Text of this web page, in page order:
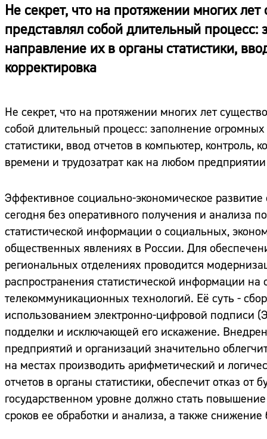
Не секрет, что на протяжении многих
представлял собой длительный
направление их в органы статистики,
корректировка
Не секрет, что на протяжении многих лет
собой длительный процесс: заполнение
статистики, ввод отчетов в компьютер, контроль,
времени и трудозатрат как на любом
Эффективное социально-экономическое
сегодня без оперативного получения и анализа
статистической информации о социальных,
общественных явлениях в России. Для
региональных отделениях проводится
распространения статистической информации
телекоммуникационных технологий. Её суть -
использованием электронно-цифровой подписи
подделки и исключающей его искажение.
предприятий и организаций значительно
на местах производить арифметический и
отчетов в органы статистики, обеспечит отказ
государственном уровне должно стать
сроков ее обработки и анализа, а также